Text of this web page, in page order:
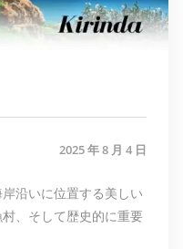
2025 年 8 月 4 日
沿いに位置する美しい
、そして歴史的に重要